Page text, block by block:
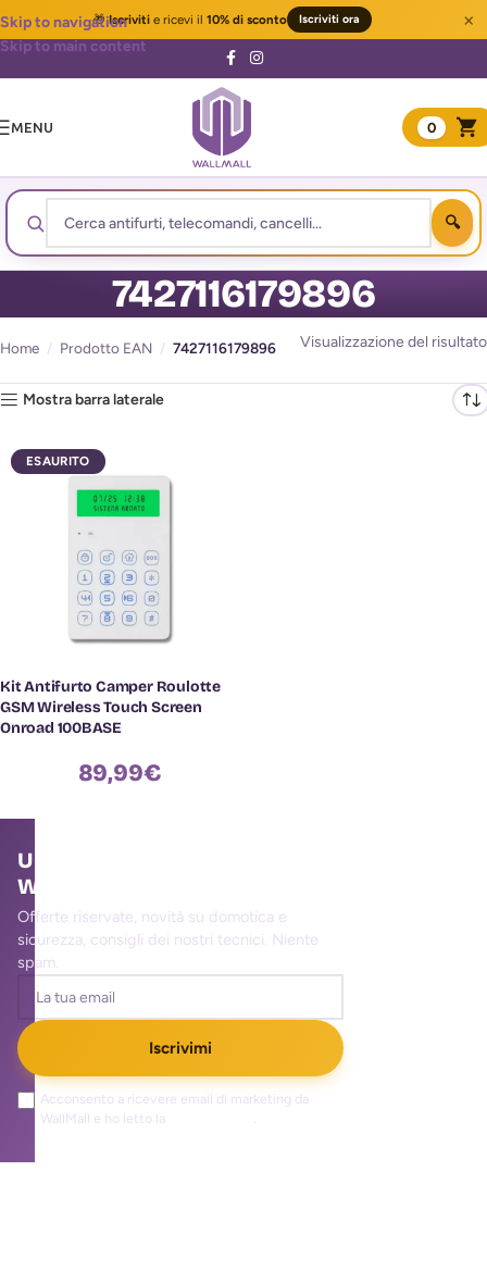
🎁Iscrivitie ricevi il 10% di sconto Iscriviti ora ×
Skip to navigation
Skip to main content
MENU 0
7427116179896
Home / Prodotto EAN / 7427116179896 Visualizzazione del risultato
Mostra barra laterale
ESAURITO
Kit Antifurto Camper Roulotte
GSM Wireless Touch Screen
Onroad 100BASE
89,99€
Unisciti alla community
WallMall
Offerte riservate, novità su domotica e
sicurezza, consigli dei nostri tecnici. Niente
spam.
Iscrivimi
Acconsento a ricevere email di marketing da
WallMall e ho letto la
.